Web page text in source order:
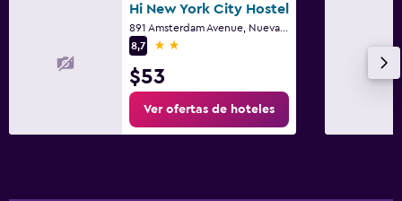
Salón de belleza
Hi New York City Hostel
8,7
2 estrellas
$53
Ver ofertas de hoteles